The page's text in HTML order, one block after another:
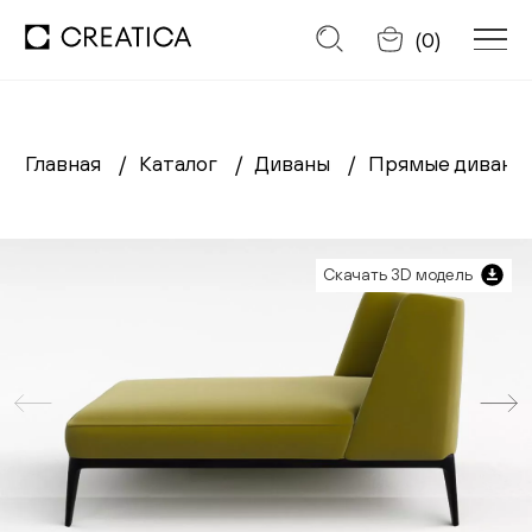
Отменить
(0)
Заказать обратный звонок
Кровати
Cтулья
Столы
Главная Каталог Диваны Прямые диваны
Скачать 3D модель